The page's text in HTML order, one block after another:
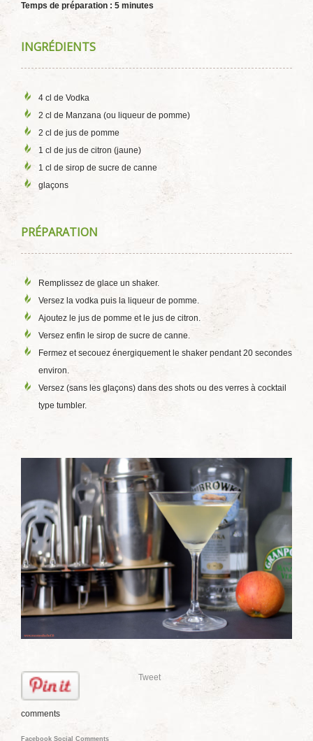
Temps de préparation : 5 minutes
INGRÉDIENTS
4 cl de Vodka
2 cl de Manzana (ou liqueur de pomme)
2 cl de jus de pomme
1 cl de jus de citron (jaune)
1 cl de sirop de sucre de canne
glaçons
PRÉPARATION
Remplissez de glace un shaker.
Versez la vodka puis la liqueur de pomme.
Ajoutez le jus de pomme et le jus de citron.
Versez enfin le sirop de sucre de canne.
Fermez et secouez énergiquement le shaker pendant 20 secondes
environ.
Versez (sans les glaçons) dans des shots ou des verres à cocktail
type tumbler.
Tweet
comments
Facebook Social Comments